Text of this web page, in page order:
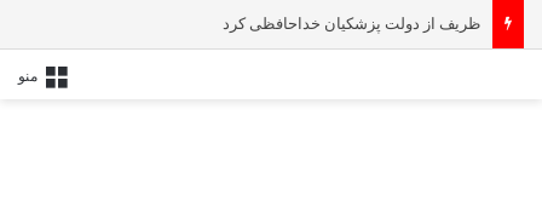
ظریف از دولت پزشکیان خداحافظی کرد
منو